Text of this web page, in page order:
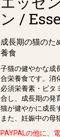
ン /
成長期の猫のた
養食
子猫の健やかな成
合栄養食です。消
必須栄養素・ビタ
合し、成長期の発
猫が健やかに成長
また、妊娠中の母
PAYPALの他に、